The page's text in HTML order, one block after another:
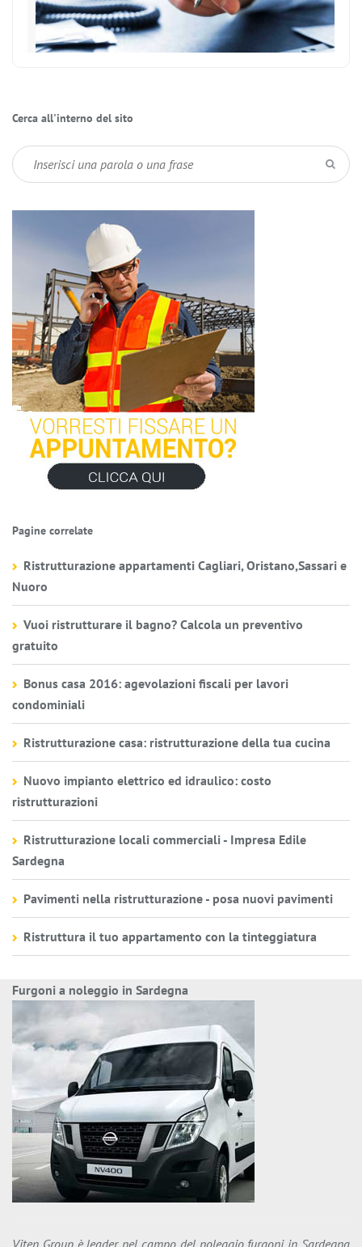
Cerca all'interno del sito
Pagine correlate
Ristrutturazione appartamenti Cagliari, Oristano,Sassari e
Nuoro
Vuoi ristrutturare il bagno? Calcola un preventivo
gratuito
Bonus casa 2016: agevolazioni fiscali per lavori
condominiali
Ristrutturazione casa: ristrutturazione della tua cucina
Nuovo impianto elettrico ed idraulico: costo
ristrutturazioni
Ristrutturazione locali commerciali - Impresa Edile
Sardegna
Pavimenti nella ristrutturazione - posa nuovi pavimenti
Ristruttura il tuo appartamento con la tinteggiatura
Furgoni a noleggio in Sardegna
Viten Group è leader nel campo del noleggio furgoni in Sardegna